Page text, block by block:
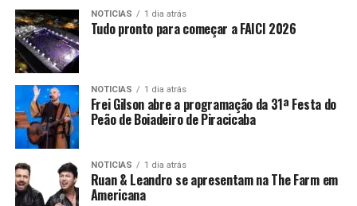
NOTICIAS 1 dia atrás
Tudo pronto para começar a FAICI 2026
NOTICIAS 1 dia atrás
Frei Gilson abre a programação da 31ª Festa do
Peão de Boiadeiro de Piracicaba
NOTICIAS 1 dia atrás
Ruan & Leandro se apresentam na The Farm em
Americana